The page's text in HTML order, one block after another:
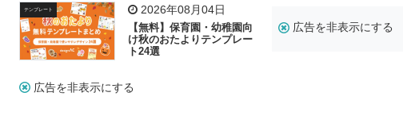
テンプレート 2026年08月04日
【無料】保育園・幼稚園向
け秋のおたよりテンプレー
ト24選
広告を非表示にする
広告を非表示にする